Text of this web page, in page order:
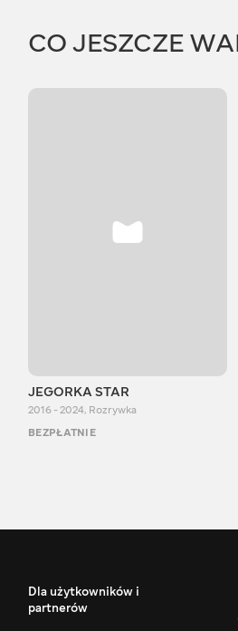
CO JESZCZE
JEGORKA STAR
2016 - 2024, Rozrywka
BEZPŁATNIE
Dla użytkowników i
partnerów